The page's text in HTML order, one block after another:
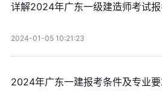
详解2024年广东一级建造师考试
2024-01-05 10:21:23
2024年广东一建报考条件及专业